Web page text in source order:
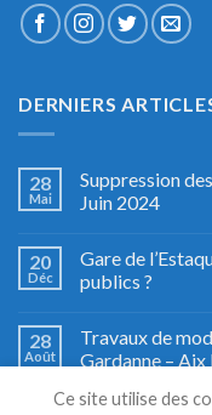
DERNIERS
28
Mai
Suppression
Juin 2024
20
Déc
Gare de
publics ?
28
Août
Travaux de
Gardanne – Aix
Ce site utilise des